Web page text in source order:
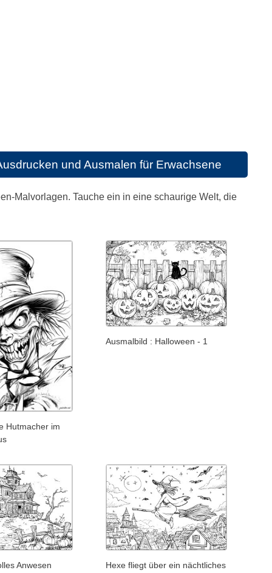
und Ausmalen für Erwachsene
Malvorlagen. Tauche ein in eine schaurige Welt, die
Hutmacher im
Ausmalbild : Halloween - 1
Anwesen Hexe fliegt über ein nächtliches